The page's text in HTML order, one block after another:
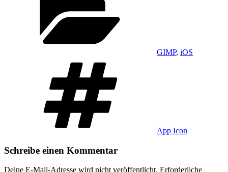
GIMP, iOS
App Icon
Schreibe einen Kommentar
Deine E-Mail-Adresse wird nicht veröffentlicht. Erforderliche